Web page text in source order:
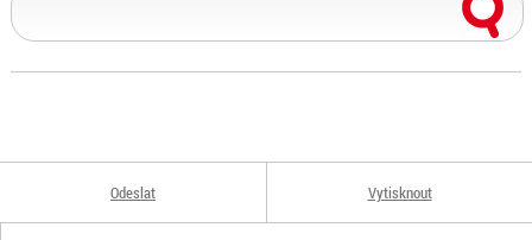
Odeslat Vytisknout